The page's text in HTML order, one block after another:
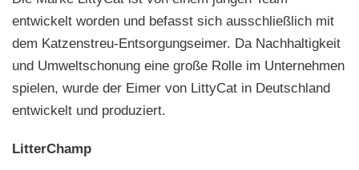
entwickelt worden und befasst sich ausschließlich mit
dem Katzenstreu-Entsorgungseimer. Da Nachhaltigkeit
und Umweltschonung eine große Rolle im Unternehmen
spielen, wurde der Eimer von LittyCat in Deutschland
entwickelt und produziert.
LitterChamp